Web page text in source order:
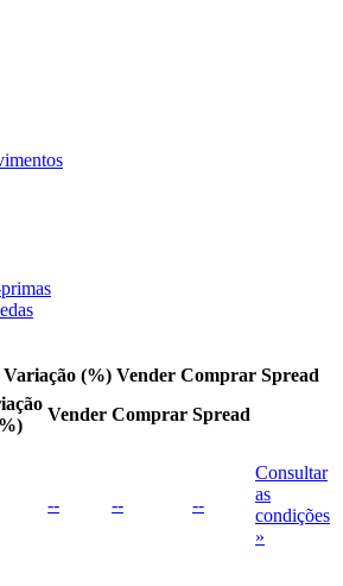
Variação (%) Vender Comprar Spread
Vender Comprar Spread
-- -- --
Consultar
as
condições
»